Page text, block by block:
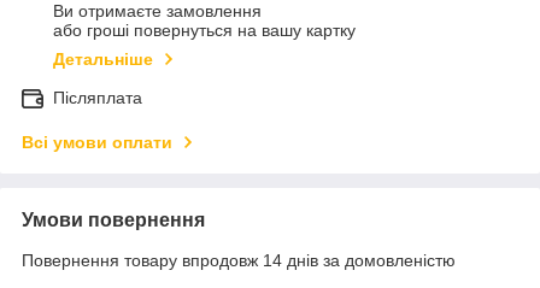
Ви отримаєте замовлення
або гроші повернуться на вашу картку
Детальніше
Післяплата
Всі умови оплати
Умови повернення
Повернення товару впродовж 14 днів за домовленістю